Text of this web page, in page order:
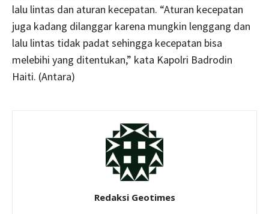
lalu lintas dan aturan kecepatan. “Aturan kecepatan
juga kadang dilanggar karena mungkin lenggang dan
lalu lintas tidak padat sehingga kecepatan bisa
melebihi yang ditentukan,” kata Kapolri Badrodin
Haiti. (Antara)
Redaksi Geotimes